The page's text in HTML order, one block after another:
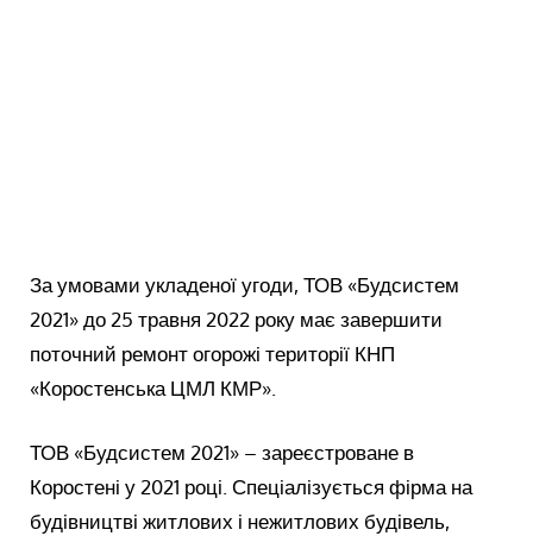
За умовами укладеної угоди, ТОВ «Будсистем
2021» до 25 травня 2022 року має завершити
поточний ремонт огорожі території КНП
«Коростенська ЦМЛ КМР».
ТОВ «Будсистем 2021» – зареєстроване в
Коростені у 2021 році. Спеціалізується фірма на
будівництві житлових і нежитлових будівель,